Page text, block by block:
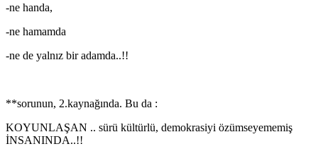
-ne handa,
-ne hamamda
-ne de yalnız bir adamda..!!
**sorunun, 2.kaynağında. Bu da :
KOYUNLAŞAN .. sürü kültürlü, demokrasiyi özümseyememiş
İNSANINDA..!!